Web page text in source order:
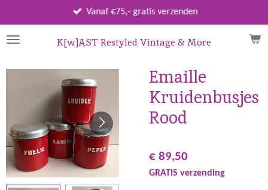
direct
naar
hoofdinhoud
K[w]AST Restyled Vintage & More
Vanaf €75,- gratis verzenden
Emaille
Kruidenbusjes
Rood
€ 89,50
GRATIS verzending